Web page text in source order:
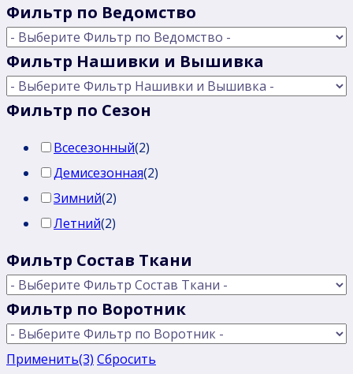
Фильтр по Ведомство
Фильтр Нашивки и Вышивка
Фильтр по Сезон
Всесезонный(2)
Демисезонная(2)
Зимний(2)
Летний(2)
Фильтр Состав Ткани
Фильтр по Воротник
Применить(3) Сбросить